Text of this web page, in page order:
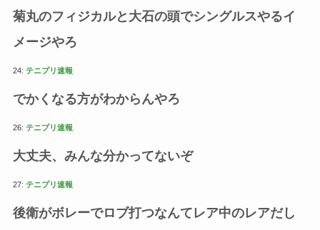
菊丸のフィジカルと大石の頭でシングルスやるイ
メージやろ
24: テニプリ速報
でかくなる方がわからんやろ
26: テニプリ速報
大丈夫、みんな分かってないぞ
27: テニプリ速報
後衛がボレーでロブ打つなんてレア中のレアだし